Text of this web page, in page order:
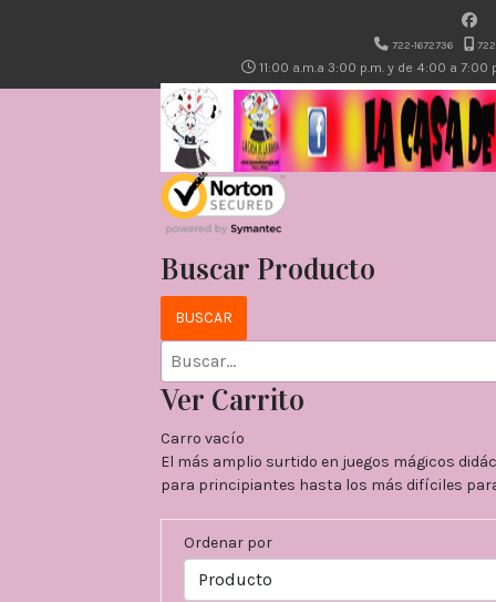
722-1672736
11:00 a.m.a 3:00 p.m. y de 4:00 a 7:00
Buscar Producto
Ver Carrito
Carro vacío
El más amplio surtido en juegos mágicos
para principiantes hasta los más difíciles
Ordenar por